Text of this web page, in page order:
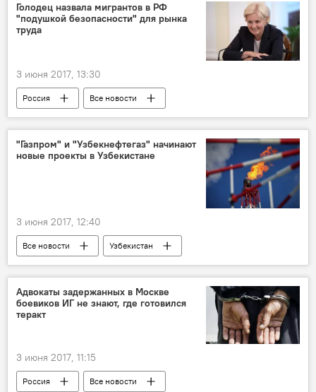
Голодец назвала мигрантов в РФ
"подушкой безопасности" для рынка
труда
3 июня 2017, 13:30
Россия Все новости
"Газпром" и "Узбекнефтегаз" начинают
новые проекты в Узбекистане
3 июня 2017, 12:40
Все новости
Узбекистан
Центральная Азия
Россия
Адвокаты задержанных в Москве
боевиков ИГ не знают, где готовился
теракт
3 июня 2017, 11:15
Россия Все новости